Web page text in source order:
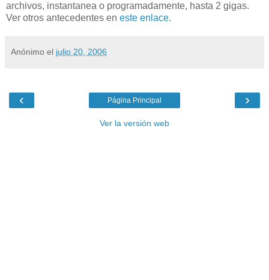
archivos, instantanea o programadamente, hasta 2 gigas.
Ver otros antecedentes en este enlace.
Anónimo el julio 20, 2006
‹ ›
Página Principal
Ver la versión web